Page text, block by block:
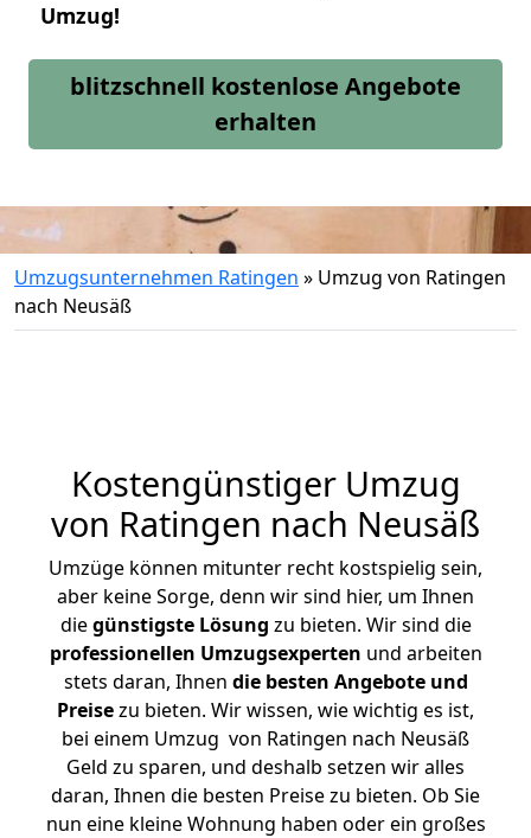
Umzug!
blitzschnell kostenlose Angebote
erhalten
Umzugsunternehmen Ratingen » Umzug von Ratingen
nach Neusäß
Kostengünstiger Umzug
von Ratingen nach Neusäß
Umzüge können mitunter recht kostspielig sein,
aber keine Sorge, denn wir sind hier, um Ihnen
diegünstigste Lösung zu bieten. Wir sind die
professionellen Umzugsexperten und arbeiten
stets daran, Ihnen die besten Angebote und
Preisezu bieten. Wir wissen, wie wichtig es ist,
bei einem Umzug von Ratingen nach Neusäß
Geld zu sparen, und deshalb setzen wir alles
daran, Ihnen die besten Preise zu bieten. Ob Sie
nun eine kleine Wohnung haben oder ein großes